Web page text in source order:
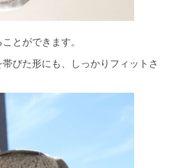
とができます。
びた形にも、しっかりフィットさ